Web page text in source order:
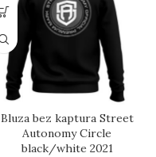
Bluza bez kaptura Street
Autonomy Circle
black/white 2021